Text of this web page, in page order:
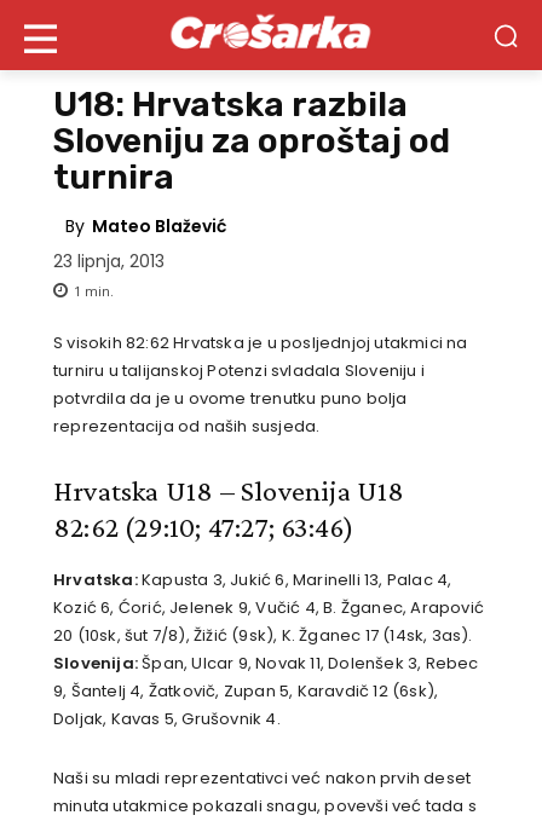
U18: Hrvatska razbila
Sloveniju za oproštaj od
turnira
By Mateo Blažević
23 lipnja, 2013
1 min.
S visokih 82:62 Hrvatska je u posljednjoj utakmici na
turniru u talijanskoj Potenzi svladala Sloveniju i
potvrdila da je u ovome trenutku puno bolja
reprezentacija od naših susjeda.
Hrvatska U18 – Slovenija U18
82:62 (29:10; 47:27; 63:46)
Hrvatska:Kapusta 3, Jukić 6, Marinelli 13, Palac 4,
Kozić 6, Ćorić, Jelenek 9, Vučić 4, B. Žganec, Arapović
20 (10sk, šut 7/8), Žižić (9sk), K. Žganec 17 (14sk, 3as).
Slovenija:Špan, Ulcar 9, Novak 11, Dolenšek 3, Rebec
9, Šantelj 4, Žatkovič, Zupan 5, Karavdič 12 (6sk),
Doljak, Kavas 5, Grušovnik 4.
Naši su mladi reprezentativci već nakon prvih deset
minuta utakmice pokazali snagu, povevši već tada s